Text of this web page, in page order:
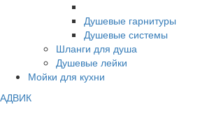
Душевые гарнитуры
Душевые системы
Шланги для душа
Душевые лейки
Мойки для кухни
АДВИК